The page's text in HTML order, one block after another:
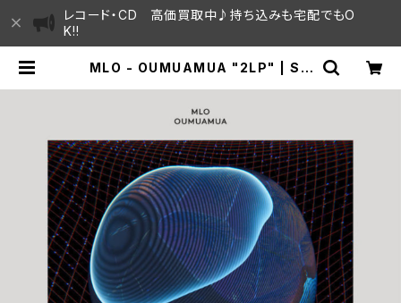
レコード・CD 高価買取中♪持ち込みも宅配でもO
K!!
MLO - OUMUAMUA "2LP" | SA